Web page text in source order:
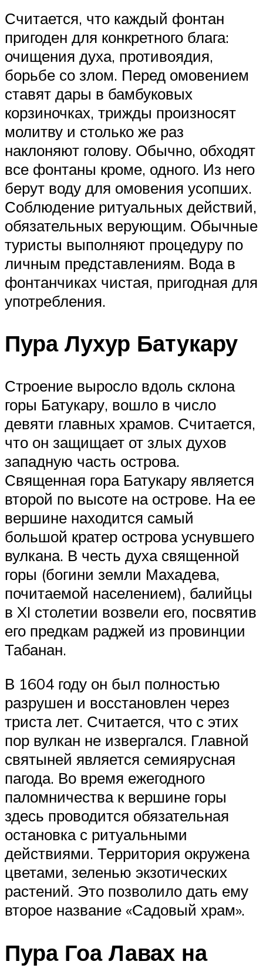
Считается, что каждый фонтан
пригоден для конкретного блага:
очищения духа, противоядия,
борьбе со злом. Перед омовением
ставят дары в бамбуковых
корзиночках, трижды произносят
молитву и столько же раз
наклоняют голову. Обычно, обходят
все фонтаны кроме, одного. Из него
берут воду для омовения усопших.
Соблюдение ритуальных действий,
обязательных верующим. Обычные
туристы выполняют процедуру по
личным представлениям. Вода в
фонтанчиках чистая, пригодная для
употребления.
Пура Лухур Батукару
Строение выросло вдоль склона
горы Батукару, вошло в число
девяти главных храмов. Считается,
что он защищает от злых духов
западную часть острова.
Священная гора Батукару является
второй по высоте на острове. На ее
вершине находится самый
большой кратер острова уснувшего
вулкана. В честь духа священной
горы (богини земли Махадева,
почитаемой населением), балийцы
в XI столетии возвели его, посвятив
его предкам раджей из провинции
Табанан.
В 1604 году он был полностью
разрушен и восстановлен через
триста лет. Считается, что с этих
пор вулкан не извергался. Главной
святыней является семиярусная
пагода. Во время ежегодного
паломничества к вершине горы
здесь проводится обязательная
остановка с ритуальными
действиями. Территория окружена
цветами, зеленью экзотических
растений. Это позволило дать ему
второе название «Садовый храм».
Пура Гоа Лавах на